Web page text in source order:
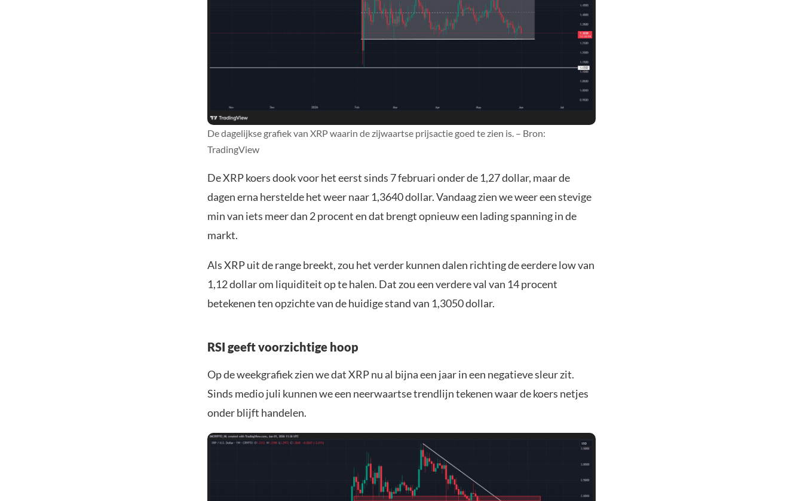
De dagelijkse grafiek van XRP waarin de zijwaartse prijsactie goed te zien is. – Bron:
TradingView
De XRP koers dook voor het eerst sinds 7 februari onder de 1,27 dollar, maar de
dagen erna herstelde het weer naar 1,3640 dollar. Vandaag zien we weer een stevige
min van iets meer dan 2 procent en dat brengt opnieuw een lading spanning in de
markt.
Als XRP uit de range breekt, zou het verder kunnen dalen richting de eerdere low van
1,12 dollar om liquiditeit op te halen. Dat zou een verdere val van 14 procent
betekenen ten opzichte van de huidige stand van 1,3050 dollar.
RSI geeft voorzichtige hoop
Op de weekgrafiek zien we dat XRP nu al bijna een jaar in een negatieve sleur zit.
Sinds medio juli kunnen we een neerwaartse trendlijn tekenen waar de koers netjes
onder blijft handelen.